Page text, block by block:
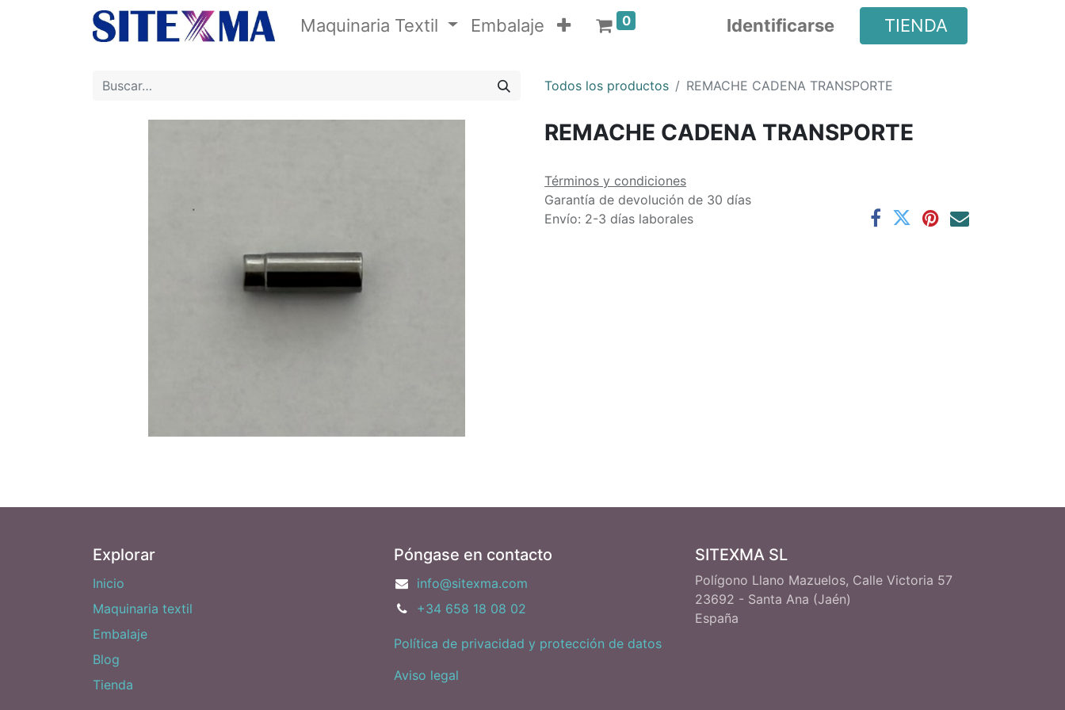
Maquinaria Textil Embalaje 0 Identificarse TIENDA
Todos los productos REMACHE CADENA TRANSPORTE
REMACHE CADENA TRANSPORTE
Términos y condiciones
Garantía de devolución de 30 días
Envío: 2-3 días laborales
Explorar
Inicio
Maquinaria textil
Embalaje
Blog
Tienda
Póngase en contacto
info@sitexma.com
+34 658 18 08 02
Política de privacidad y protección de datos
Aviso legal
SITEXMA SL
Polígono Llano Mazuelos, Calle Victoria 57
23692 - Santa Ana (Jaén)
España